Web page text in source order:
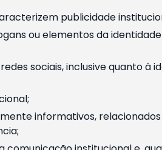
publicidade
ou elementos da
sociais, inclusive quanto à
informativos,